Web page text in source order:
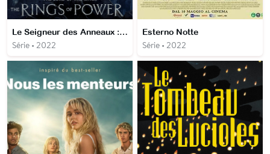
Le Seigneur des Anneaux : les Anneaux de pouvoir
Série • 2022
Esterno Notte
Série • 2022